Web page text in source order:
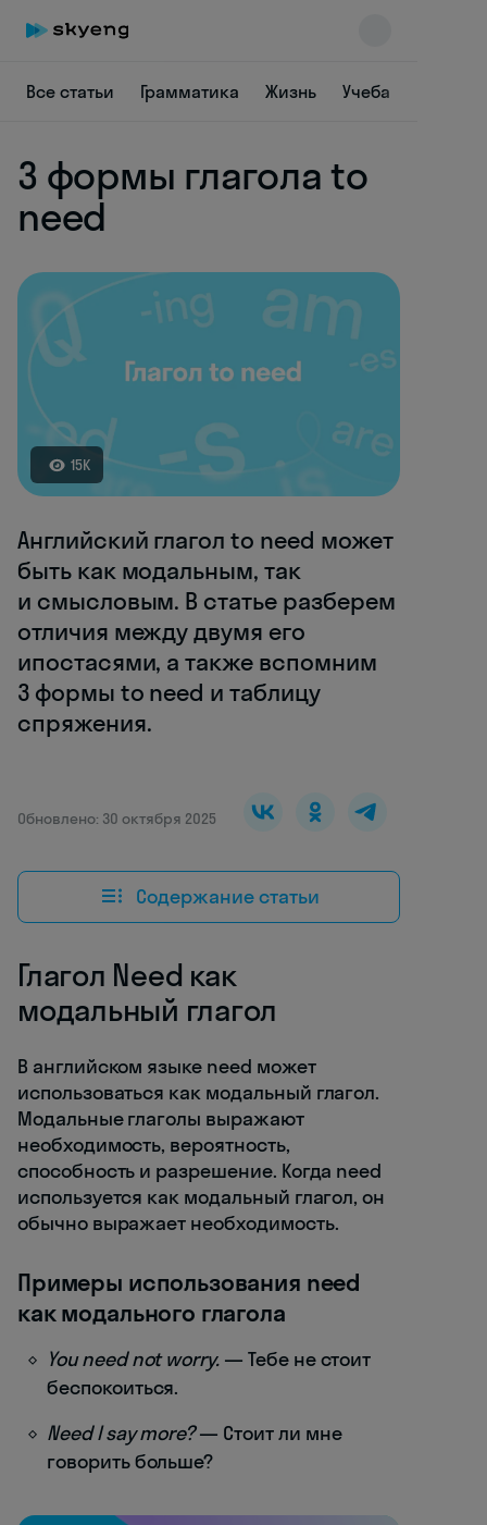
Все статьи Грамматика Жизнь Учеба
3 формы глагола to
need
15K
Английский глагол to need может
быть как модальным, так
и смысловым. В статье разберем
отличия между двумя его
ипостасями, а также вспомним
3 формы to need и таблицу
спряжения.
Обновлено: 30 октября 2025
Содержание статьи
Глагол Need как
модальный глагол
В английском языке need может
использоваться как модальный глагол.
Модальные глаголы выражают
необходимость, вероятность,
способность и разрешение. Когда need
используется как модальный глагол, он
обычно выражает необходимость.
Примеры использования need
как модального глагола
You need not worry. — Тебе не стоит
беспокоиться.
Need I say more?— Стоит ли мне
говорить больше?